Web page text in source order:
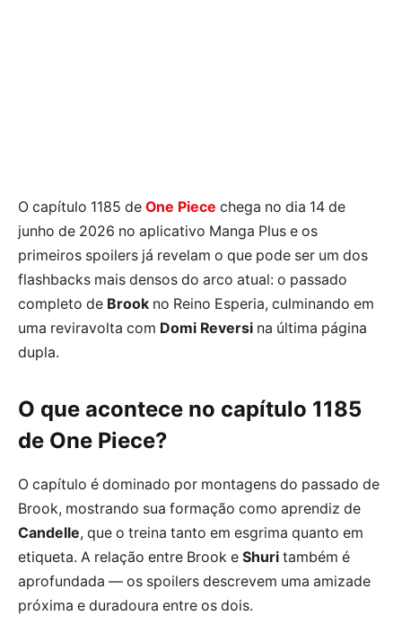
O capítulo 1185 de One Piece chega no dia 14 de
junho de 2026 no aplicativo Manga Plus e os
primeiros spoilers já revelam o que pode ser um dos
flashbacks mais densos do arco atual: o passado
completo de Brook no Reino Esperia, culminando em
uma reviravolta com Domi Reversi na última página
dupla.
O que acontece no capítulo 1185
de One Piece?
O capítulo é dominado por montagens do passado de
Brook, mostrando sua formação como aprendiz de
Candelle, que o treina tanto em esgrima quanto em
etiqueta. A relação entre Brook e Shuri também é
aprofundada — os spoilers descrevem uma amizade
próxima e duradoura entre os dois.